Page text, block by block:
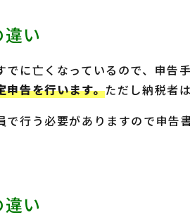
い
に亡くなっているので、申告
申告を行います。ただし納税者
で行う必要がありますので申告
い